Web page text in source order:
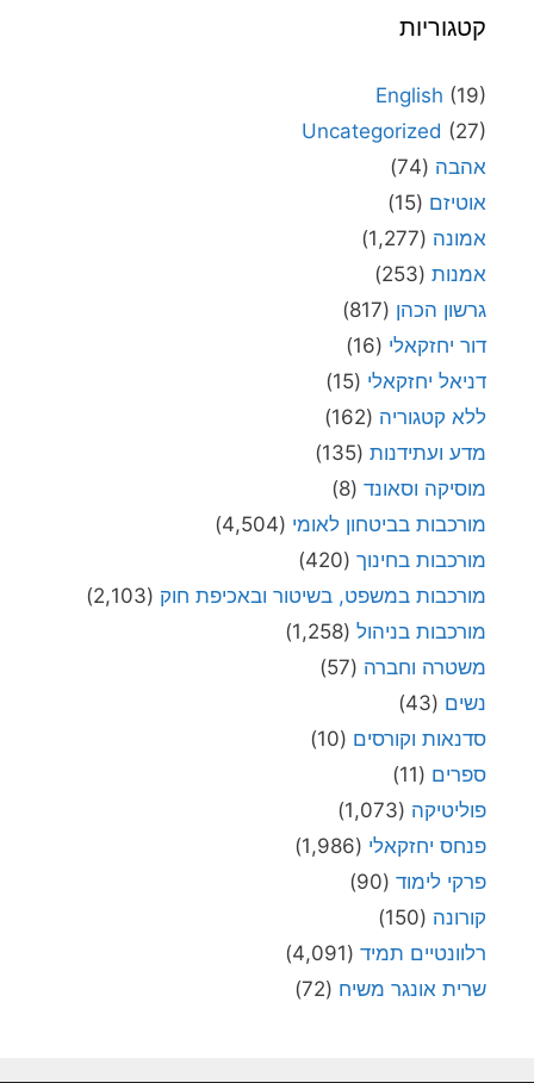
קטגוריות
English (19)
Uncategorized (27)
אהבה (74)
אוטיזם (15)
אמונה (1,277)
אמנות (253)
גרשון הכהן (817)
דור יחזקאלי (16)
דניאל יחזקאלי (15)
ללא קטגוריה (162)
מדע ועתידנות (135)
מוסיקה וסאונד (8)
מורכבות בביטחון לאומי (4,504)
מורכבות בחינוך (420)
מורכבות במשפט, בשיטור ובאכיפת חוק (2,103)
מורכבות בניהול (1,258)
משטרה וחברה (57)
נשים (43)
סדנאות וקורסים (10)
ספרים (11)
פוליטיקה (1,073)
פנחס יחזקאלי (1,986)
פרקי לימוד (90)
קורונה (150)
רלוונטיים תמיד (4,091)
שרית אונגר משיח (72)